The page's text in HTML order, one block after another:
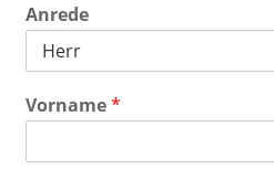
Anrede
Vorname*